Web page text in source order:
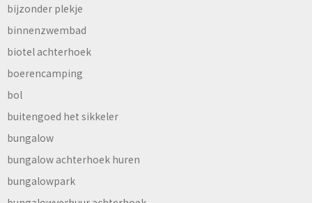
bijzonder plekje
binnenzwembad
biotel achterhoek
boerencamping
bol
buitengoed het sikkeler
bungalow
bungalow achterhoek huren
bungalowpark